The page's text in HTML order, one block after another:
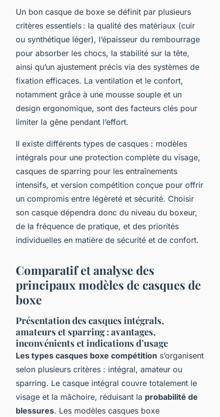
Un bon casque de boxe se définit par plusieurs
critères essentiels : la qualité des matériaux (cuir
ou synthétique léger), l’épaisseur du rembourrage
pour absorber les chocs, la stabilité sur la tête,
ainsi qu’un ajustement précis via des systèmes de
fixation efficaces. La ventilation et le confort,
notamment grâce à une mousse souple et un
design ergonomique, sont des facteurs clés pour
limiter la gêne pendant l’effort.
Il existe différents types de casques : modèles
intégrals pour une protection complète du visage,
casques de sparring pour les entraînements
intensifs, et version compétition conçue pour offrir
un compromis entre légèreté et sécurité. Choisir
son casque dépendra donc du niveau du boxeur,
de la fréquence de pratique, et des priorités
individuelles en matière de sécurité et de confort.
Comparatif et analyse des
principaux modèles de casques de
boxe
Présentation des casques intégrals,
amateurs et sparring : avantages,
inconvénients et indications d’usage
Les types casques boxe compétition s’organisent
selon plusieurs critères : intégral, amateur ou
sparring. Le casque intégral couvre totalement le
visage et la mâchoire, réduisant la probabilité de
blessures. Les modèles casques boxe